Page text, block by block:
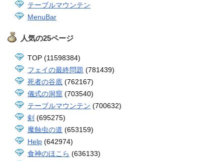
テーブルマウンテン
MenuBar
人気の25ページ
TOP (11598384)
フェイの最終問題 (781439)
死者の谷底 (762167)
儀式の洞窟 (703540)
テーブルマウンテン (700632)
剣 (695275)
魔蝕虫の道 (653159)
Help (642974)
食神のほこら (636133)